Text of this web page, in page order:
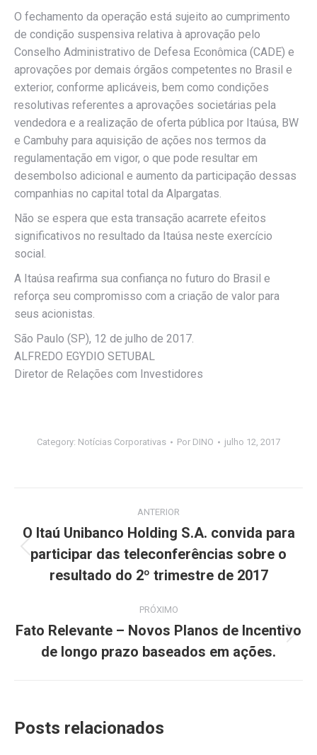
O fechamento da operação está sujeito ao cumprimento
de condição suspensiva relativa à aprovação pelo
Conselho Administrativo de Defesa Econômica (CADE) e
aprovações por demais órgãos competentes no Brasil e
exterior, conforme aplicáveis, bem como condições
resolutivas referentes a aprovações societárias pela
vendedora e a realização de oferta pública por Itaúsa, BW
e Cambuhy para aquisição de ações nos termos da
regulamentação em vigor, o que pode resultar em
desembolso adicional e aumento da participação dessas
companhias no capital total da Alpargatas.
Não se espera que esta transação acarrete efeitos
significativos no resultado da Itaúsa neste exercício
social.
A Itaúsa reafirma sua confiança no futuro do Brasil e
reforça seu compromisso com a criação de valor para
seus acionistas.
São Paulo (SP), 12 de julho de 2017.
ALFREDO EGYDIO SETUBAL
Diretor de Relações com Investidores
Category: Notícias Corporativas Por DINO julho 12, 2017
de
post:
ANTERIOR
Post
anterior:
O Itaú Unibanco Holding S.A. convida para
participar das teleconferências sobre o
resultado do 2º trimestre de 2017
PRÓXIMO
post:
Fato Relevante – Novos Planos de Incentivo
de longo prazo baseados em ações.
Posts relacionados